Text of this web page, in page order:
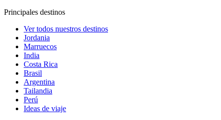
Principales destinos
Ver todos nuestros destinos
Jordania
Marruecos
India
Costa Rica
Brasil
Argentina
Tailandia
Perú
Ideas de viaje